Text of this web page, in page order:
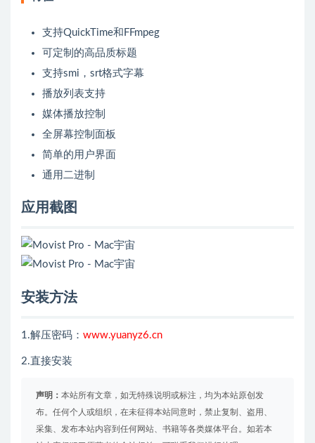
支持QuickTime和FFmpeg
可定制的高品质标题
支持smi，srt格式字幕
播放列表支持
媒体播放控制
全屏幕控制面板
简单的用户界面
通用二进制
应用截图
安装方法
1.解压密码： www.yuanyz6.cn
2.直接安装
声明： 本站所有文章，如无特殊说明或标注，均为本站原创发
布。任何个人或组织，在未征得本站同意时，禁止复制、盗用、
采集、发布本站内容到任何网站、书籍等各类媒体平台。如若本